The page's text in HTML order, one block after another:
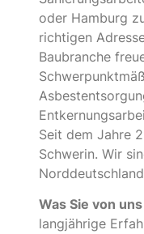
oder Hamburg
richtigen
Baubranche
Seit dem Jahre
Schwerin. Wir
Was Sie von
langjährige